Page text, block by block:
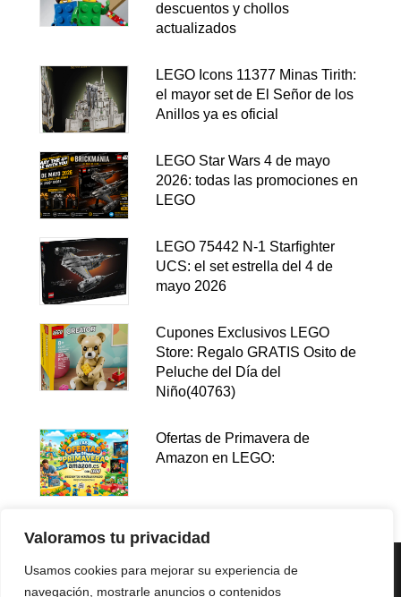
Valoramos tu privacidad
Usamos cookies para mejorar su experiencia de
navegación, mostrarle anuncios o contenidos
descuentos y chollos
actualizados
LEGO Icons 11377 Minas Tirith:
el mayor set de El Señor de los
Anillos ya es oficial
LEGO Star Wars 4 de mayo
2026: todas las promociones en
LEGO
LEGO 75442 N-1 Starfighter
UCS: el set estrella del 4 de
mayo 2026
Cupones Exclusivos LEGO
Store: Regalo GRATIS Osito de
Peluche del Día del
Niño(40763)
Ofertas de Primavera de
Amazon en LEGO: